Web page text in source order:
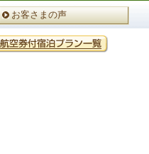
お客さまの声